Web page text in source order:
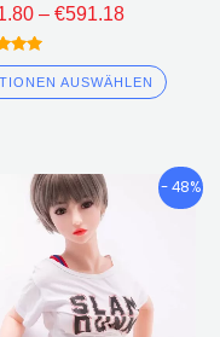
– €591.18
AUSWÄHLEN
- 48%
€428.15